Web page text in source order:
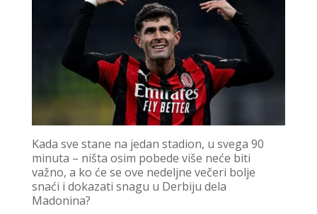
Kada sve stane na jedan stadion, u svega 90
minuta – ništa osim pobede više neće biti
važno, a ko će se ove nedeljne večeri bolje
snaći i dokazati snagu u Derbiju dela
Madonina?